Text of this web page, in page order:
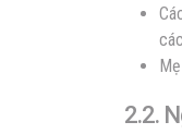
2.2.